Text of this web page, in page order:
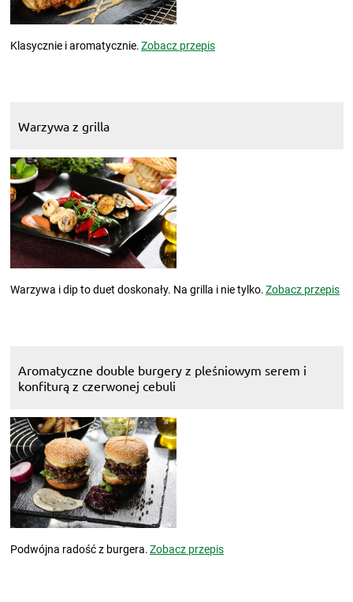
Klasycznie i aromatycznie.Zobacz przepis
Warzywa z grilla
Warzywa i dip to duet doskonały. Na grilla i nie tylko.Zobacz przepis
Aromatyczne double burgery z pleśniowym serem i
konfiturą z czerwonej cebuli
Podwójna radość z burgera.Zobacz przepis